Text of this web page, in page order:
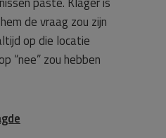
de vraag zou zijn
op die locatie
“nee” zou hebben